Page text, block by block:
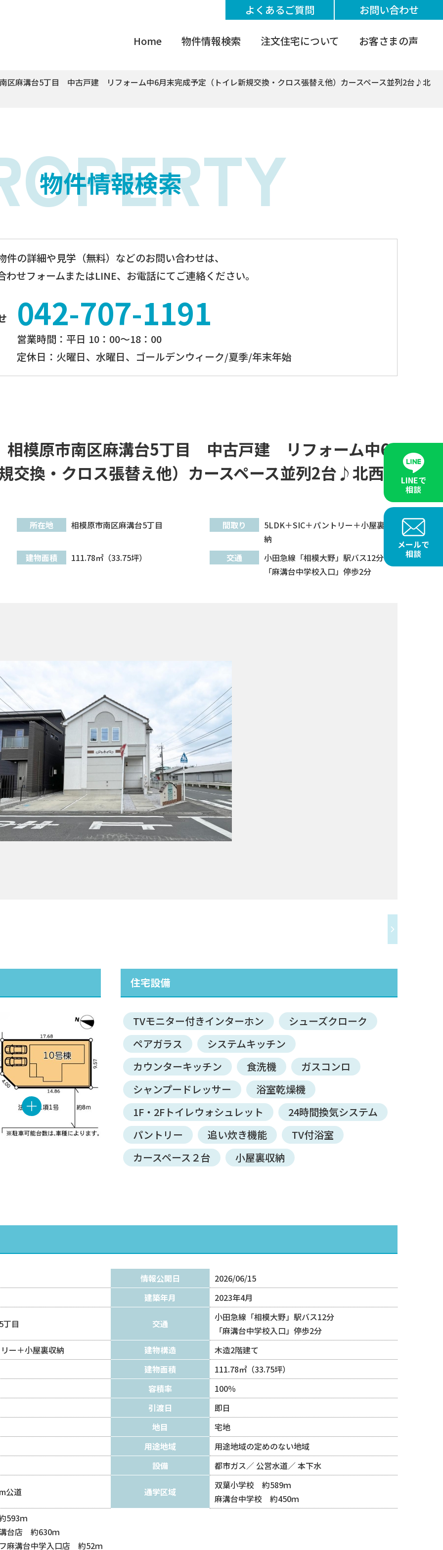
Home 物件情報検索 注文住宅について お客さまの声
よくあるご質問 お問い合わせ
LINEで
相談
メールで
相談
区麻溝台5丁目 中古戸建 リフォーム中6月末完成予定（トイレ新規交換・クロス張替え他）カースペース並列2台♪北
物件情報検索
件の詳細や見学（無料）などのお問い合わせは、
わせフォームまたはLINE、お電話にてご連絡ください。
042-707-1191
営業時間：平⽇ 10：00〜18：00
定休⽇：火曜日、⽔曜⽇、ゴールデンウィーク/夏季/年末年始
相模原市南区麻溝台5丁目 中古戸建 リフォーム中6
交換・クロス張替え他）カースペース並列2台♪北西
所在地 相模原市南区麻溝台5丁目 間取り
5LDK＋SIC＋パントリー＋小屋裏収
納
建物面積
111.78㎡（33.75坪） 交通
小田急線「相模大野」駅バス12分
「麻溝台中学校入口」停歩2分
住宅設備
TVモニター付きインターホン
シューズクローク
ペアガラス
システムキッチン
カウンターキッチン
食洗機
ガスコンロ
シャンプードレッサー
浴室乾燥機
1F・2Fトイレウォシュレット
24時間換気システム
パントリー
追い炊き機能
TV付浴室
カースペース２台
小屋裏収納
情報公開日
2026/06/15
建築年月
2023年4月
丁目 交通
小田急線「相模大野」駅バス12分
「麻溝台中学校入口」停歩2分
ー＋小屋裏収納
建物構造
木造2階建て
建物面積
111.78㎡（33.75坪）
容積率
100％
引渡日
即日
地目
宅地
用途地域
用途地域の定めのない地域
設備
都市ガス 公営水道 本下水
公道 通学区域
双葉小学校 約589ｍ
麻溝台中学校 約450ｍ
593ｍ
台店 約630ｍ
麻溝台中学入口店 約52ｍ